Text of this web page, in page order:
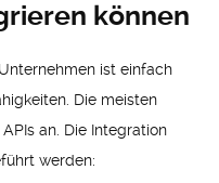
können
ist einfach
Die meisten
an. Die Integration
werden: